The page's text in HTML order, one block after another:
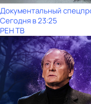
Документальный
Сегодня в 23:25
РЕН ТВ